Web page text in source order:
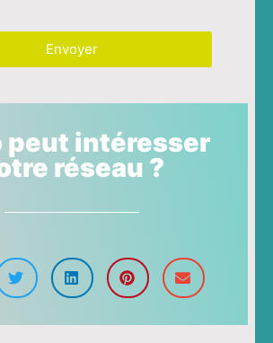
Envoyer
peut intéresser
réseau ?